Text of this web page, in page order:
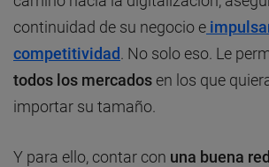
continuidad de su negocio e
competitividad . No solo eso. Le
todos los mercados en los que
importar su tamaño.
Y para ello, contar con una buena